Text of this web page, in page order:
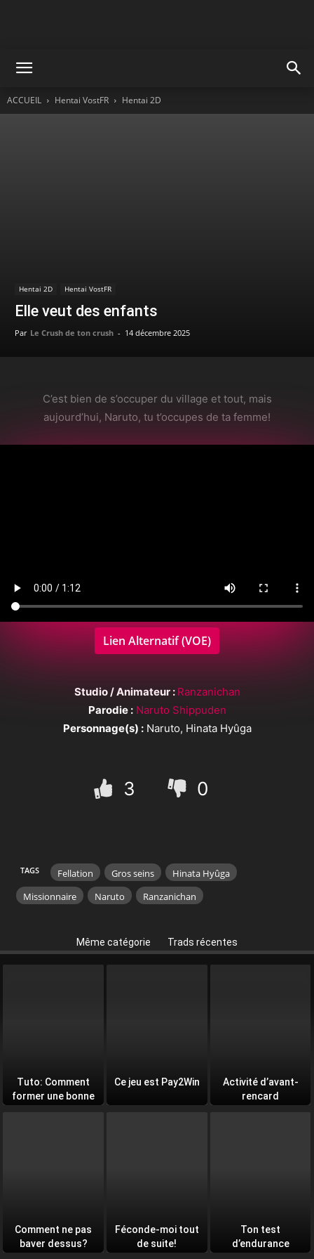
ACCUEIL Hentai VostFR Hentai 2D
Hentai 2D Hentai VostFR
Elle veut des enfants
Par Le Crush de ton crush - 14 décembre 2025
C’est bien de s’occuper du village et tout, mais
aujourd’hui, Naruto, tu t’occupes de ta femme!
Lien Alternatif (VOE)
Studio / Animateur : Ranzanichan
Parodie : Naruto Shippuden
Personnage(s) :Naruto, Hinata Hyûga
3 0
TAGS Fellation Gros seins
Hinata Hyûga
Missionnaire
Naruto Ranzanichan
Même catégorie Trads récentes
Tuto: Comment
former une bonne
Ce jeu est Pay2Win
Activité d’avant-
rencard
Comment ne pas
baver dessus?
Féconde-moi tout
de suite!
Ton test
d’endurance